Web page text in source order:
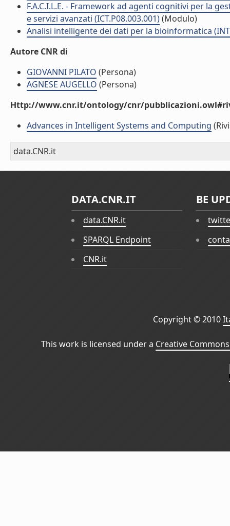
F.A.C.I.L.E. - Framework ad agenti cognitivi per la
e servizi avanzati (ICT.P08.003.001)(Modulo)
Analisi intelligente dei dati per la bioinformatica
Autore CNR di
GIOVANNI PILATO (Persona)
AGNESE AUGELLO (Persona)
Http://www.cnr.it/ontology/cnr/
Advances in Intelligent Systems and Computing
data.CNR.it
DATA.CNR.IT
data.CNR.it
SPARQL Endpoint
CNR.it
BE
Copyright © 2010
This work is licensed under a Creative